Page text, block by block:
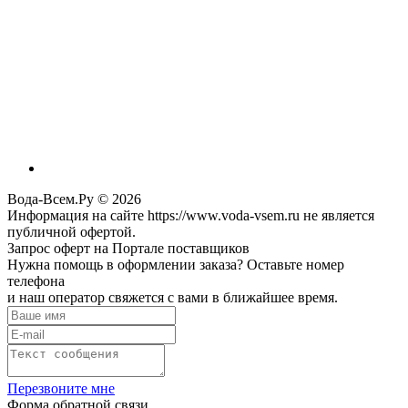
Вода-Всем.Ру © 2026
Информация на сайте https://www.voda-vsem.ru не является
публичной офертой.
Запрос оферт на Портале поставщиков
Нужна помощь в оформлении заказа? Оставьте номер
телефона
и наш оператор свяжется с вами в ближайшее время.
Перезвоните мне